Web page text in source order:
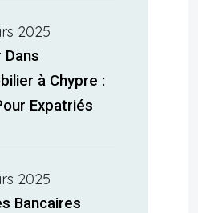
2025
Dans
à Chypre :
Expatriés
2025
Bancaires